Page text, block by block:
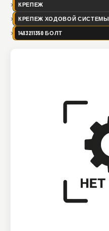
КРЕПЕЖ
КРЕПЕЖ ХОДОВОЙ СИСТЕМЫ
14X3211350 БОЛТ